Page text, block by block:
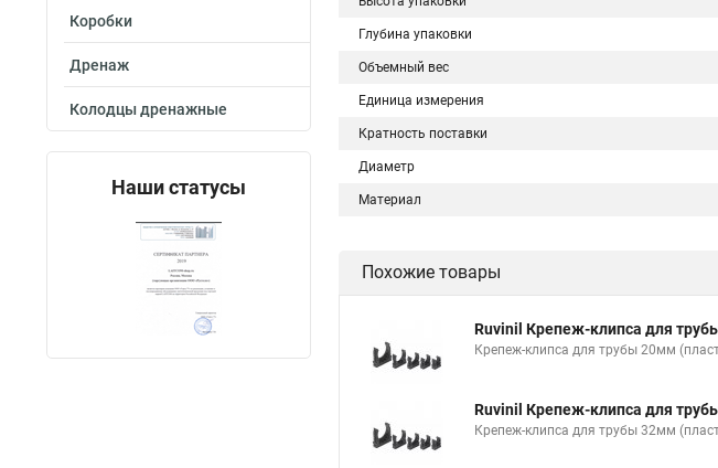
Коробки
Дренаж
Колодцы дренажные
Наши статусы
Глубина упаковки
Объемный вес
Единица измерения
Кратность поставки
Диаметр
Материал
Похожие товары
Ruvinil Крепеж-клипса для
Крепеж-клипса для трубы 20мм
Ruvinil Крепеж-клипса для
Крепеж-клипса для трубы 32мм